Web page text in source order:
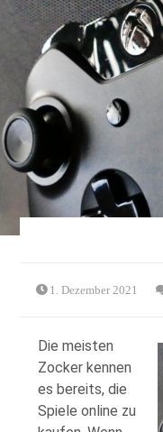
1. Dezember 2021
Die meisten
Zocker kennen
es bereits, die
Spiele online zu